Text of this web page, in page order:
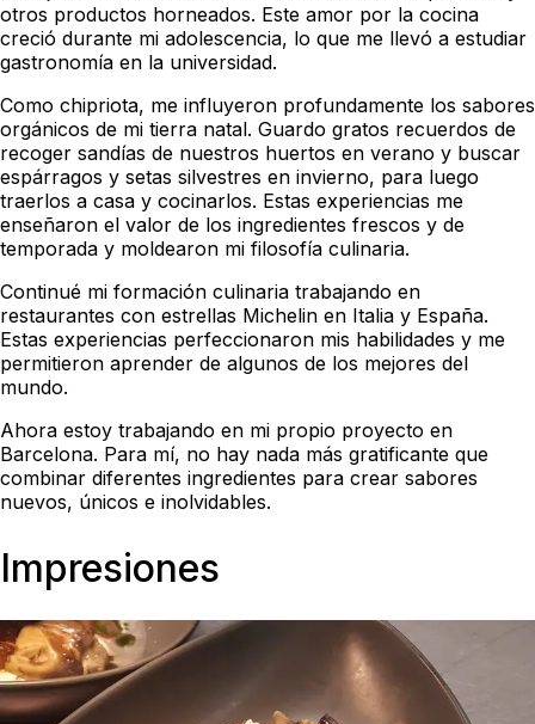
otros productos horneados. Este amor por la cocina
creció durante mi adolescencia, lo que me llevó a estudiar
gastronomía en la universidad.
Como chipriota, me influyeron profundamente los sabores
orgánicos de mi tierra natal. Guardo gratos recuerdos de
recoger sandías de nuestros huertos en verano y buscar
espárragos y setas silvestres en invierno, para luego
traerlos a casa y cocinarlos. Estas experiencias me
enseñaron el valor de los ingredientes frescos y de
temporada y moldearon mi filosofía culinaria.
Continué mi formación culinaria trabajando en
restaurantes con estrellas Michelin en Italia y España.
Estas experiencias perfeccionaron mis habilidades y me
permitieron aprender de algunos de los mejores del
mundo.
Ahora estoy trabajando en mi propio proyecto en
Barcelona. Para mí, no hay nada más gratificante que
combinar diferentes ingredientes para crear sabores
nuevos, únicos e inolvidables.
Impresiones